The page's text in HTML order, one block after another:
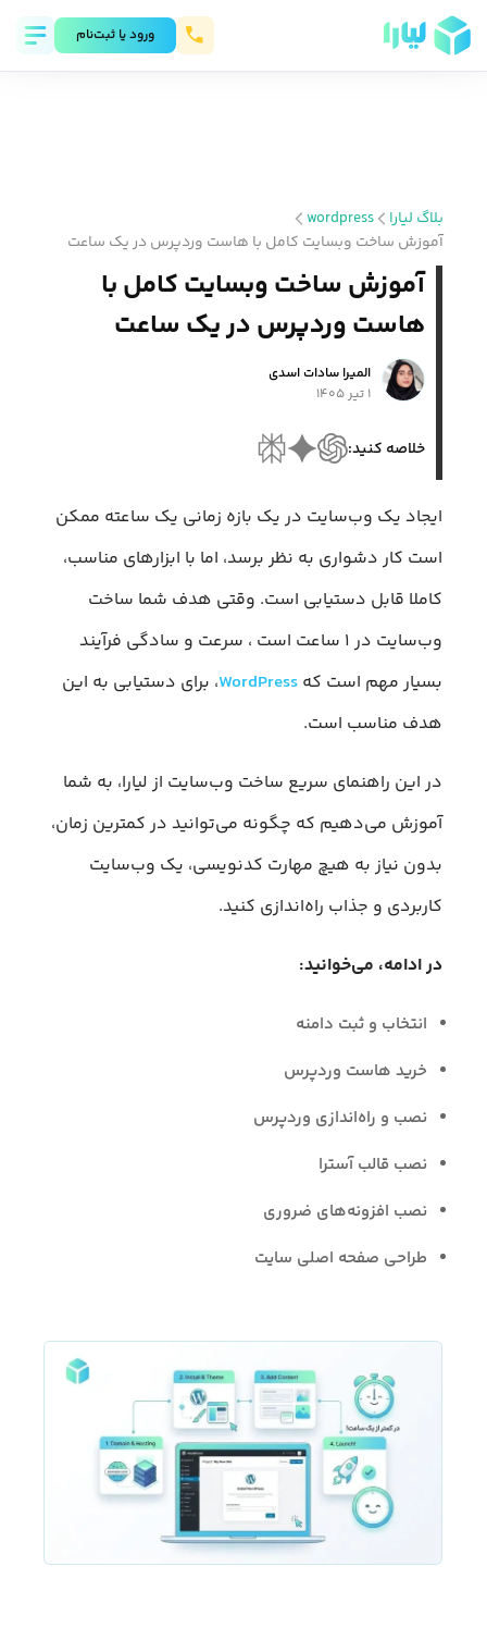
ورود يا ثبت‌نام
بلاگ لیارا
wordpress
آموزش ساخت وبسایت کامل با هاست وردپرس در یک ساعت
آموزش ساخت وبسایت کامل با
هاست وردپرس در یک ساعت
المیرا سادات اسدی
۱ تیر ۱۴۰۵
خلاصه کنید:
ایجاد یک وب‌سایت در یک بازه زمانی یک ساعته ممکن
است کار دشواری به نظر برسد، اما با ابزارهای مناسب،
کاملا قابل دستیابی است. وقتی هدف شما ساخت
وب‌سایت در ۱ ساعت است ، سرعت و سادگی فرآیند
بسیار مهم است که WordPress، برای دستیابی به این
هدف مناسب است.
در این راهنمای سریع ساخت وب‌سایت از لیارا، به شما
آموزش می‌‏دهیم که چگونه می‌توانید در کمترین زمان،
بدون نیاز به هیچ مهارت کدنویسی، یک وب‌سایت
کاربردی و جذاب راه‌اندازی کنید.
در ادامه، می‌خوانید:
انتخاب و ثبت دامنه
خرید هاست وردپرس
نصب و راه‌اندازی وردپرس
نصب قالب آسترا
نصب افزونه‌های ضروری
طراحی صفحه اصلی سایت